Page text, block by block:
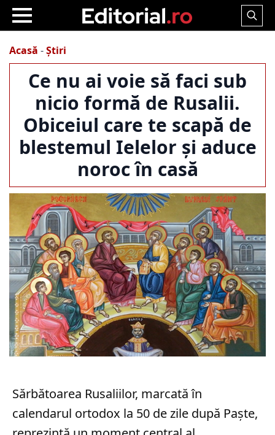
Search
Acasă -Știri
Ce nu ai voie să faci sub
nicio formă de Rusalii.
Obiceiul care te scapă de
blestemul Ielelor și aduce
noroc în casă
Sărbătoarea Rusaliilor, marcată în
calendarul ortodox la 50 de zile după Paște,